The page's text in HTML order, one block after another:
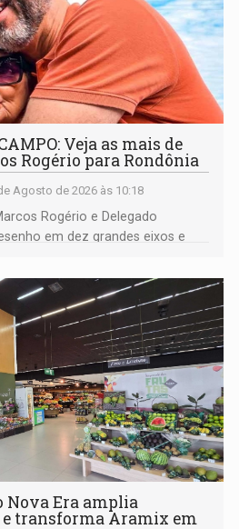
Veja as mais de
Rogério para Rondônia
Agosto de 2026 às 10:18
Rogério e Delegado
em dez grandes eixos e
Nova Era amplia
e transforma Aramix em